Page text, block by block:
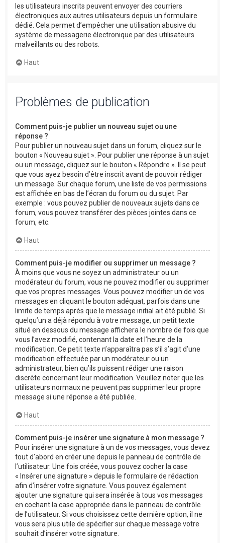
les utilisateurs inscrits peuvent envoyer des courriers
électroniques aux autres utilisateurs depuis un formulaire
dédié. Cela permet d’empêcher une utilisation abusive du
système de messagerie électronique par des utilisateurs
malveillants ou des robots.
Haut
Problèmes de publication
Comment puis-je publier un nouveau sujet ou une
réponse ?
Pour publier un nouveau sujet dans un forum, cliquez sur le
bouton « Nouveau sujet ». Pour publier une réponse à un sujet
ou un message, cliquez sur le bouton « Répondre ». Il se peut
que vous ayez besoin d’être inscrit avant de pouvoir rédiger
un message. Sur chaque forum, une liste de vos permissions
est affichée en bas de l’écran du forum ou du sujet. Par
exemple : vous pouvez publier de nouveaux sujets dans ce
forum, vous pouvez transférer des pièces jointes dans ce
forum, etc.
Haut
Comment puis-je modifier ou supprimer un message ?
À moins que vous ne soyez un administrateur ou un
modérateur du forum, vous ne pouvez modifier ou supprimer
que vos propres messages. Vous pouvez modifier un de vos
messages en cliquant le bouton adéquat, parfois dans une
limite de temps après que le message initial ait été publié. Si
quelqu’un a déjà répondu à votre message, un petit texte
situé en dessous du message affichera le nombre de fois que
vous l’avez modifié, contenant la date et l’heure de la
modification. Ce petit texte n’apparaîtra pas s’il s’agit d’une
modification effectuée par un modérateur ou un
administrateur, bien qu’ils puissent rédiger une raison
discrète concernant leur modification. Veuillez noter que les
utilisateurs normaux ne peuvent pas supprimer leur propre
message si une réponse a été publiée.
Haut
Comment puis-je insérer une signature à mon message ?
Pour insérer une signature à un de vos messages, vous devez
tout d’abord en créer une depuis le panneau de contrôle de
l’utilisateur. Une fois créée, vous pouvez cocher la case
« Insérer une signature » depuis le formulaire de rédaction
afin d’insérer votre signature. Vous pouvez également
ajouter une signature qui sera insérée à tous vos messages
en cochant la case appropriée dans le panneau de contrôle
de l’utilisateur. Si vous choisissez cette dernière option, il ne
vous sera plus utile de spécifier sur chaque message votre
souhait d’insérer votre signature.